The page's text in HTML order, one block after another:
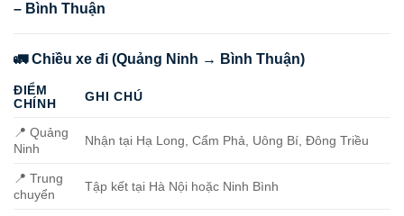
– Bình Thuận
🚛 Chiều xe đi (Quảng Ninh → Bình Thuận)
ĐIỂM
CHÍNH
GHI CHÚ
📍 Quảng
Ninh
Nhận tại Hạ Long, Cẩm Phả, Uông Bí, Đông Triều
📍 Trung
chuyển
Tập kết tại Hà Nội hoặc Ninh Bình